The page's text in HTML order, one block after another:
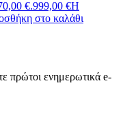
€.999,00 €Η
στο καλάθι
πρώτοι ενημερωτικά e-